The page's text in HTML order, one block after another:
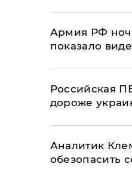
Армия РФ
показало
Российская
дороже
Аналитик
обезопасить